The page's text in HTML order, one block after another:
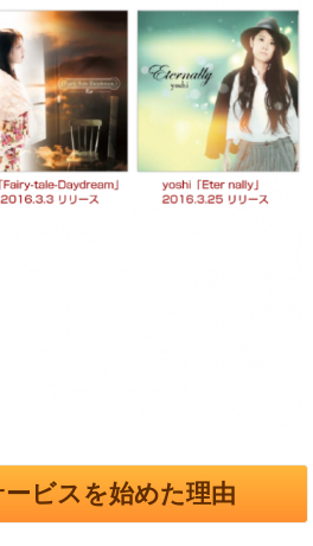
ビスを始めた理由